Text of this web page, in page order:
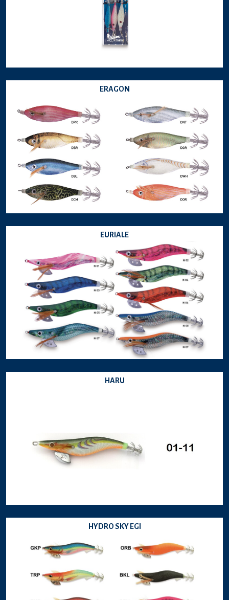
ERAGON
EURIALE
HARU
HYDRO SKY EGI